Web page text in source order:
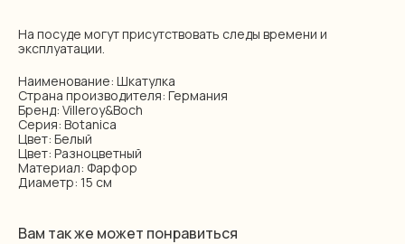
На посуде могут присутствовать следы времени и
эксплуатации.
Наименование: Шкатулка
Страна производителя: Германия
Бренд: Villeroy&Boch
Серия: Botanica
Цвет: Белый
Цвет: Разноцветный
Материал: Фарфор
Диаметр: 15 см
Вам так же может понравиться